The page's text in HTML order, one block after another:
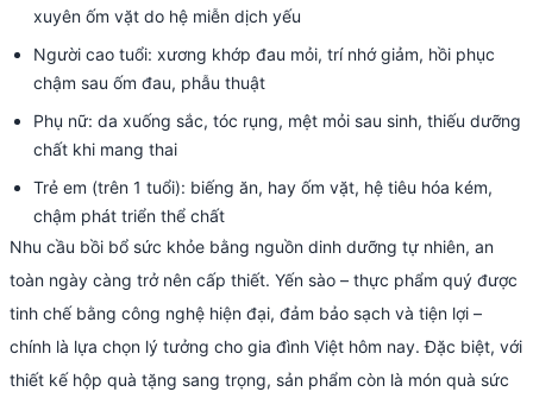
xuyên ốm vặt do hệ miễn dịch yếu
Người cao tuổi: xương khớp đau mỏi, trí nhớ giảm, hồi phục
chậm sau ốm đau, phẫu thuật
Phụ nữ: da xuống sắc, tóc rụng, mệt mỏi sau sinh, thiếu dưỡng
chất khi mang thai
Trẻ em (trên 1 tuổi): biếng ăn, hay ốm vặt, hệ tiêu hóa kém,
chậm phát triển thể chất
Nhu cầu bồi bổ sức khỏe bằng nguồn dinh dưỡng tự nhiên, an
toàn ngày càng trở nên cấp thiết. Yến sào – thực phẩm quý được
tinh chế bằng công nghệ hiện đại, đảm bảo sạch và tiện lợi –
chính là lựa chọn lý tưởng cho gia đình Việt hôm nay. Đặc biệt, với
thiết kế hộp quà tặng sang trọng, sản phẩm còn là món quà sức